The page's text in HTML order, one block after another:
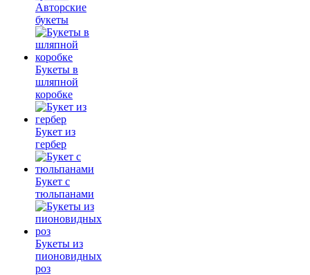
Авторские
букеты
Букеты в
шляпной
коробке
Букет из
гербер
Букет с
тюльпанами
Букеты из
пионовидных
роз